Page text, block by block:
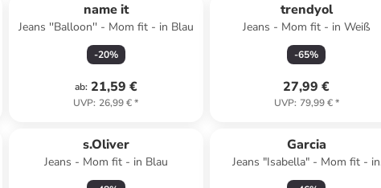
name it
Jeans ''Balloon'' - Mom fit - in Blau
-20%
ab: 21,59 €
UVP: 26,99 €*
trendyol
Jeans - Mom fit - in Weiß
-65%
27,99 €
UVP: 79,99 €*
s.Oliver
Jeans - Mom fit - in Blau
Garcia
Jeans "Isabella" - Mom fit - in
Hellblau